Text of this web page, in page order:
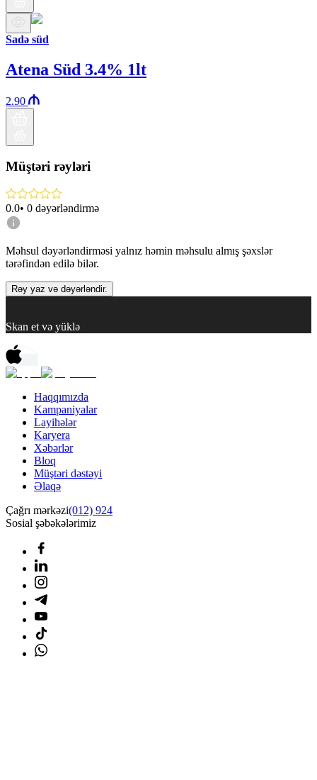
Sadə süd
Atena Süd 3.4% 1lt
2.90
Müştəri rəyləri
0.0• 0 dəyərləndirmə
Məhsul dəyərləndirməsi yalnız həmin məhsulu almış şəxslər
tərəfindən edilə bilər.
Rəy yaz və dəyərləndir.
Skan et və yüklə
Haqqımızda
Kampaniyalar
Layihələr
Karyera
Xəbərlər
Bloq
Müştəri dəstəyi
Əlaqə
Çağrı mərkəzi(012) 924
Sosial şəbəkələrimiz